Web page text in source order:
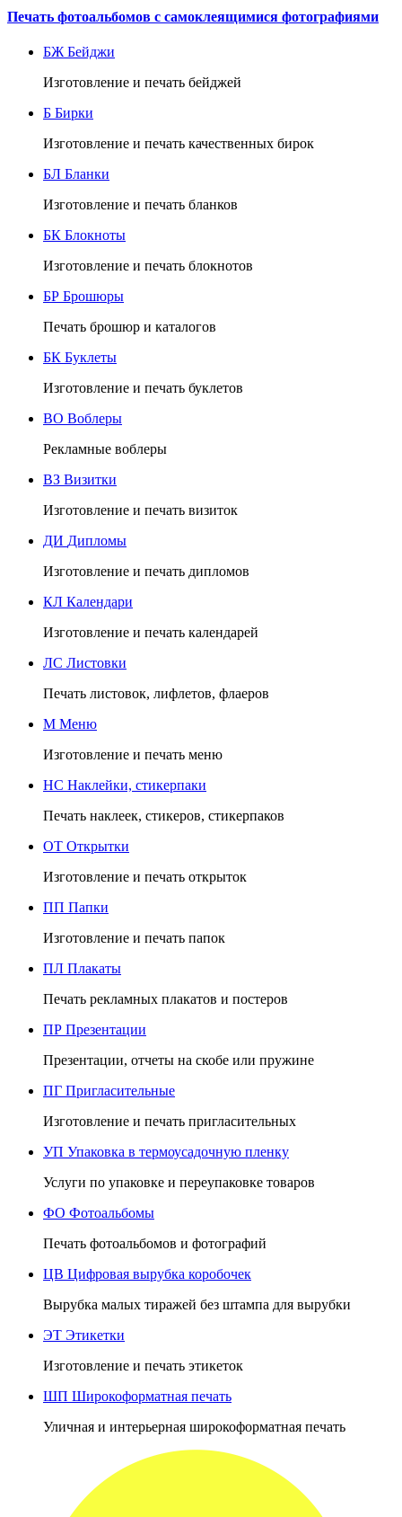
Печать фотоальбомов с самоклеящимися фотографиями
БЖ Бейджи
Изготовление и печать бейджей
Б Бирки
Изготовление и печать качественных бирок
БЛ Бланки
Изготовление и печать бланков
БК Блокноты
Изготовление и печать блокнотов
БР Брошюры
Печать брошюр и каталогов
БК Буклеты
Изготовление и печать буклетов
ВО Воблеры
Рекламные воблеры
ВЗ Визитки
Изготовление и печать визиток
ДИ Дипломы
Изготовление и печать дипломов
КЛ Календари
Изготовление и печать календарей
ЛС Листовки
Печать листовок, лифлетов, флаеров
М Меню
Изготовление и печать меню
НС Наклейки, стикерпаки
Печать наклеек, стикеров, стикерпаков
ОТ Открытки
Изготовление и печать открыток
ПП Папки
Изготовление и печать папок
ПЛ Плакаты
Печать рекламных плакатов и постеров
ПР Презентации
Презентации, отчеты на скобе или пружине
ПГ Пригласительные
Изготовление и печать пригласительных
УП Упаковка в термоусадочную пленку
Услуги по упаковке и переупаковке товаров
ФО Фотоальбомы
Печать фотоальбомов и фотографий
ЦВ Цифровая вырубка коробочек
Вырубка малых тиражей без штампа для вырубки
ЭТ Этикетки
Изготовление и печать этикеток
ШП Широкоформатная печать
Уличная и интерьерная широкоформатная печать